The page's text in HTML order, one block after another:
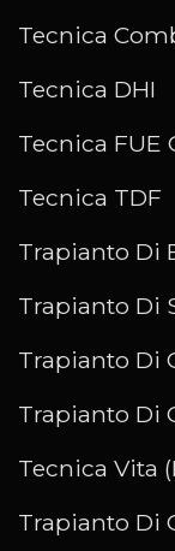
Tecnica
Tecnica DHI
Tecnica FUE
Tecnica TDF
Trapianto Di
Trapianto Di
Trapianto Di
Trapianto Di
Tecnica Vita
Trapianto Di